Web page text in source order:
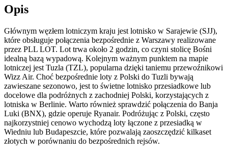
Opis
Głównym węzłem lotniczym kraju jest lotnisko w Sarajewie (SJJ),
które obsługuje połączenia bezpośrednie z Warszawy realizowane
przez PLL LOT. Lot trwa około 2 godzin, co czyni stolicę Bośni
idealną bazą wypadową. Kolejnym ważnym punktem na mapie
lotniczej jest Tuzla (TZL), popularna dzięki taniemu przewoźnikowi
Wizz Air. Choć bezpośrednie loty z Polski do Tuzli bywają
zawieszane sezonowo, jest to świetne lotnisko przesiadkowe lub
docelowe dla podróżnych z zachodniej Polski, korzystających z
lotniska w Berlinie. Warto również sprawdzić połączenia do Banja
Luki (BNX), gdzie operuje Ryanair. Podróżując z Polski, często
najkorzystniej cenowo wychodzą loty łączone z przesiadką w
Wiedniu lub Budapeszcie, które pozwalają zaoszczędzić kilkaset
złotych w porównaniu do bezpośrednich rejsów.